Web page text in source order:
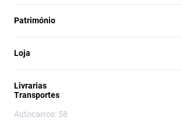
Património
Loja
Livrarias
Transportes
Autocarros: 58